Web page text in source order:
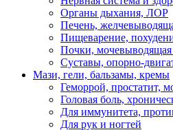
Органы дыхания, ЛОР
Печень,
Пищеварение,
Почки, мочевыводящая
Суставы, опорно-
Мази, гели, бальзамы, кремы
Геморрой, простатит,
Головая боль,
Для иммунитета,
Для рук и ногтей